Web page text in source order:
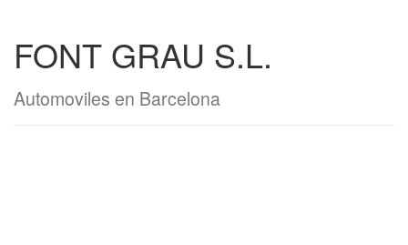
FONT GRAU S.L.
Automoviles en Barcelona